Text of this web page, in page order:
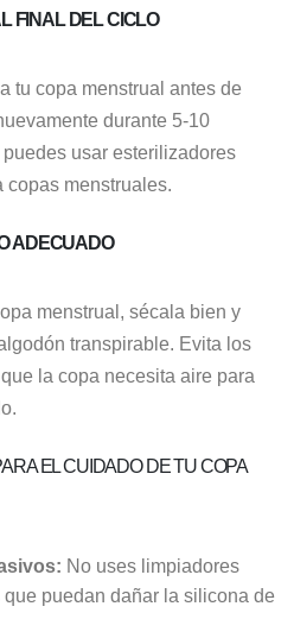
FINAL DEL CICLO
tu copa menstrual antes de
durante 5-10
usar esterilizadores
menstruales.
ADECUADO
menstrual, sécala bien y
transpirable. Evita los
la copa necesita aire para
EL CUIDADO DE TU COPA
No uses limpiadores
puedan dañar la silicona de